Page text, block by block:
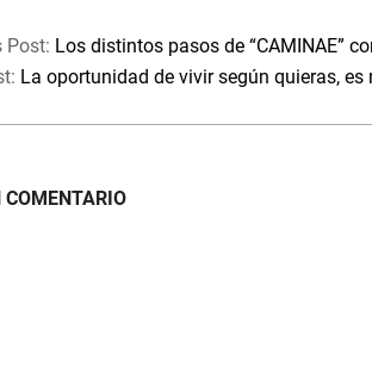
Post: Los distintos pasos de “CAMINAE”
La oportunidad de vivir según quieras, es
COMENTARIO